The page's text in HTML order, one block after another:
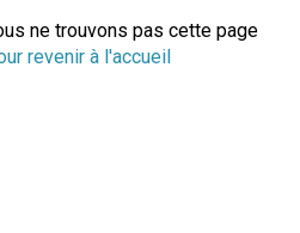
ne trouvons pas cette page
revenir à l'accueil